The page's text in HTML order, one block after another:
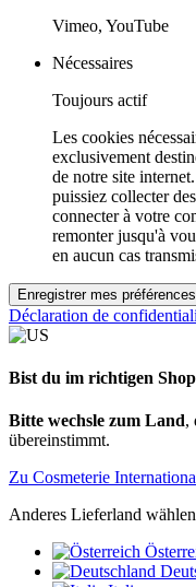
Vimeo, YouTube
Nécessaires
Toujours actif
Les cookies
exclusivement
de notre site
puissiez collecter
connecter à votre
remonter jusqu'à
en aucun cas
Enregistrer mes préférences
Déclaration de
Bist du im richtigen
Bitte wechsle zum Land,
übereinstimmt.
Zu Cosmeterie
Anderes Lieferland wählen